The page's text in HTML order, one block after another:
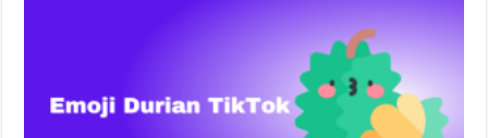
yang
Viral,
Cara
Mendapatkannya